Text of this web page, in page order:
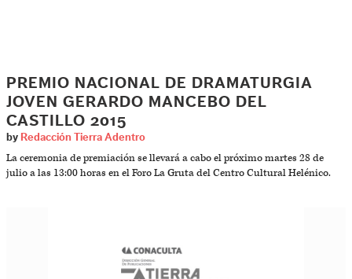
PREMIO NACIONAL DE DRAMATURGIA
JOVEN GERARDO MANCEBO DEL
CASTILLO 2015
by Redacción Tierra Adentro
La ceremonia de premiación se llevará a cabo el próximo martes 28 de
julio a las 13:00 horas en el Foro La Gruta del Centro Cultural Helénico.